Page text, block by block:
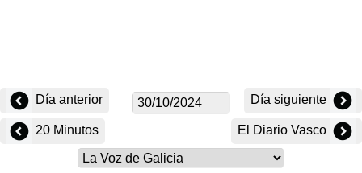
Día anterior Día siguiente
20 Minutos El Diario Vasco